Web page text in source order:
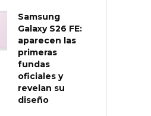
Samsung
Galaxy S26 FE:
aparecen las
primeras
fundas
oficiales y
revelan su
diseño